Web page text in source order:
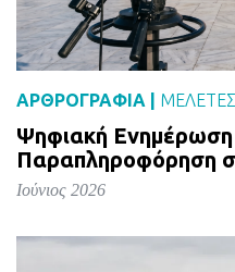
ΑΡΘΡΟΓΡΑΦΙΑ | ΜΕΛΈΤΕΣ
Ψηφιακή Ενημέρωση
Παραπληροφόρηση
Ιούνιος 2026